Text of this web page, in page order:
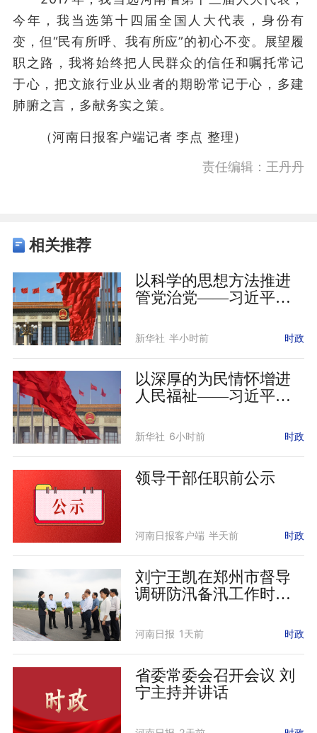
今年，我当选第十四届全国人大代表，身份有
变，但“民有所呼、我有所应”的初心不变。展望履
职之路，我将始终把人民群众的信任和嘱托常记
于心，把文旅行业从业者的期盼常记于心，多建
肺腑之言，多献务实之策。
（河南日报客户端记者 李点 整理）
责任编辑：王丹丹
相关推荐
以科学的思想方法推进
管党治党——习近平党
评之六
新华社 半小时前 时政
以深厚的为民情怀增进
人民福祉——习近平党
评之五
新华社 6小时前 时政
领导干部任职前公示
河南日报客户端 半天前 时政
刘宁王凯在郑州市督导
调研防汛备汛工作时强
牢安全生产底线 坚决维
河南日报 1天前 时政
省委常委会召开会议 刘
宁主持并讲话